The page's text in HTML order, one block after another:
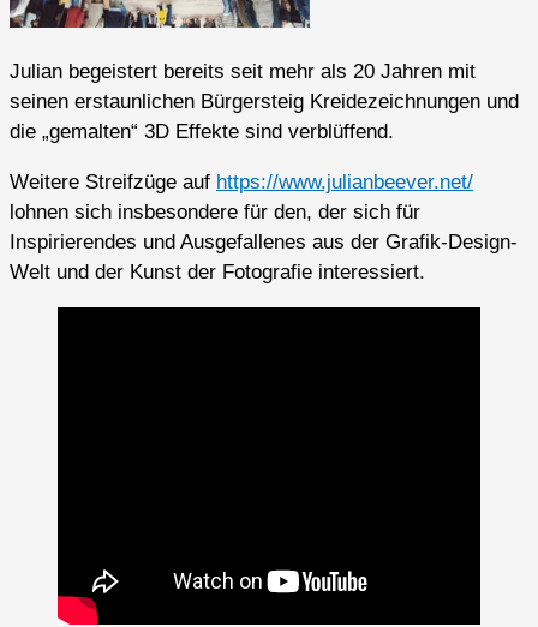
Julian begeistert bereits seit mehr als 20 Jahren mit
seinen erstaunlichen Bürgersteig Kreidezeichnungen und
die „gemalten“ 3D Effekte sind verblüffend.
Weitere Streifzüge auf https://www.julianbeever.net/
lohnen sich insbesondere für den, der sich für
Inspirierendes und Ausgefallenes aus der Grafik-Design-
Welt und der Kunst der Fotografie interessiert.